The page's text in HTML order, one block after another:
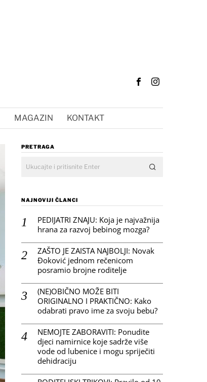
MAGAZIN KONTAKT
PRETRAGA
NAJNOVIJI ČLANCI
PEDIJATRI ZNAJU: Koja je najvažnija
hrana za razvoj bebinog mozga?
ZAŠTO JE ZAISTA NAJBOLJI: Novak
Đoković jednom rečenicom
posramio brojne roditelje
(NE)OBIČNO MOŽE BITI
ORIGINALNO I PRAKTIČNO: Kako
odabrati pravo ime za svoju bebu?
NEMOJTE ZABORAVITI: Ponudite
djeci namirnice koje sadrže više
vode od lubenice i mogu spriječiti
dehidraciju